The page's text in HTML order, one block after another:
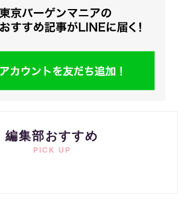
編集部おすすめ
PICK UP